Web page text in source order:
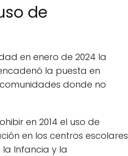
de
en enero de 2024 la
la puesta en
donde no
en 2014 el uso de
en los centros escolares
Infancia y la